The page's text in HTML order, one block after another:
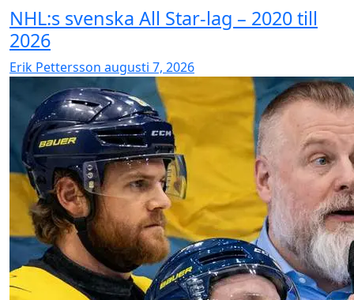
NHL:s svenska All Star-lag – 2020 till
2026
Erik Pettersson augusti 7, 2026